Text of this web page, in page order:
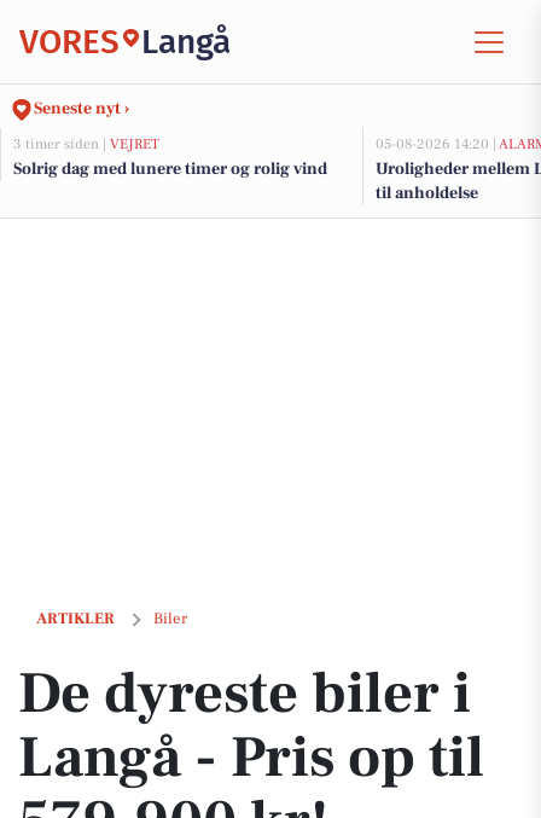
VORES Langå
Seneste nyt ›
3 timer siden | VEJRET
Solrig dag med lunere timer og rolig vind
05-08-2026 14:20 |
Uroligheder mellem
til anholdelse
ARTIKLER Biler
De dyreste biler i Langå - Pris op til 579.900 kr!
De dyreste biler i
Langå - Pris op til